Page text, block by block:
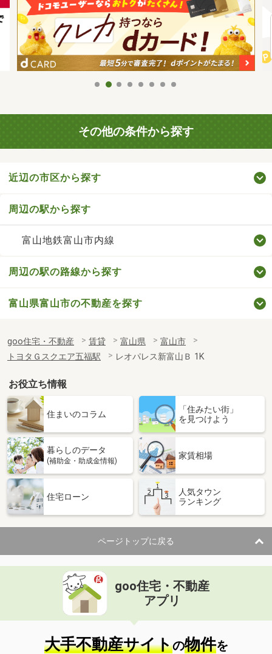
その他の条件から探す
近辺の市区から探す
周辺の駅から探す
富山地鉄富山市内線
周辺の駅の路線から探す
富山県富山市の不動産を探す
goo住宅・不動産 賃貸 富山県
富山市
トヨタＧスクエア五福駅
レオパレス新富山Ｂ 1K
お役立ち情報
住まいのコラム
「住みたい街」
を見つけよう
暮らしのデータ
(補助金・助成金情報)
家賃相場
住宅ローン
人気タウン
ランキング
ページトップに戻る
goo住宅・不動産
アプリ
大手不動産サイトの物件を